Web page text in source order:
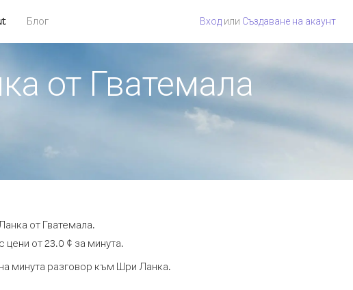
Блог Вход или Създаване на акаунт
от Гватемала
от Гватемала.
от 23.0 ¢ за минута.
минута разговор към Шри Ланка.